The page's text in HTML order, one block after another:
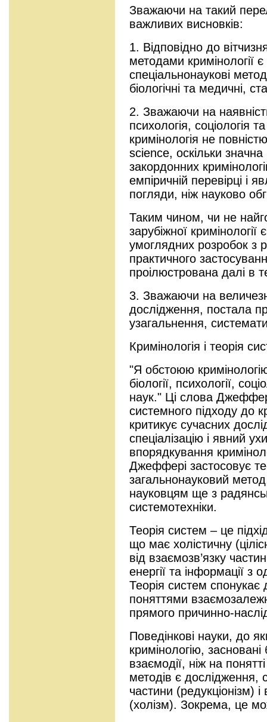
Зважаючи на такий
важливих висновків:
1. Відповідно до
методами кримінології є
спеціальнонаукові
біологічні та медичні,
2. Зважаючи на
психологія, соціологія
кримінологія не
science, оскільки
закордонних
емпіричній перевірці
погляди, ніж науково
Таким чином, чи не
зарубіжної
умоглядних розробок з
практичного
проілюстрована далі в
3. Зважаючи на
дослідження, постала
узагальнення,
Кримінологія і теорія
"Я обстоюю
біології, психології,
наук." Ці слова
системного підходу до
критикує сучасних
спеціалізацію і явний
впорядкування
Джеффері застосовує
загальнонауковий
науковцям ще з
системотехніки.
Теорія систем – це
що має холістичну
від взаємозв’язку
енергії та інформації з
Теорія систем
поняттями
прямого причинно-
Поведінкові науки, до
кримінологію, засновані
взаємодії, ніж на
методів є дослідження,
частини (редукціонізм)
(холізм). Зокрема, це